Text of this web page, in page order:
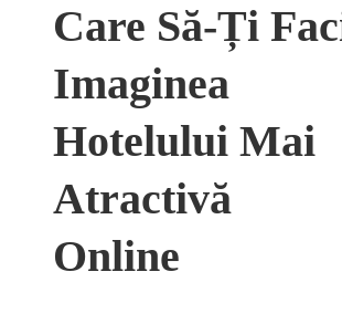
Care Să-Ți
Imaginea
Hotelului Mai
Atractivă
Online